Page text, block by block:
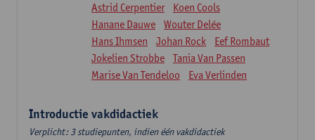
Astrid Cerpentier
Koen Cools
Hanane Dauwe
Wouter Delée
Hans Ihmsen
Johan Rock
Eef Rombaut
Jokelien Strobbe
Tania Van Passen
Marise Van Tendeloo
Eva Verlinden
Introductie vakdidactiek
Verplicht: 3 studiepunten, indien één vakdidactiek